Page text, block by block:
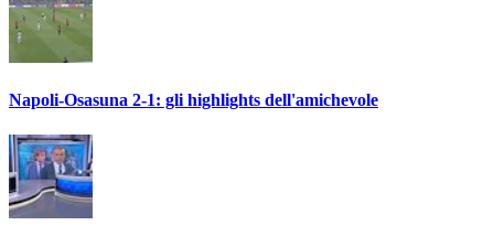
Napoli-Osasuna 2-1: gli highlights dell'amichevole